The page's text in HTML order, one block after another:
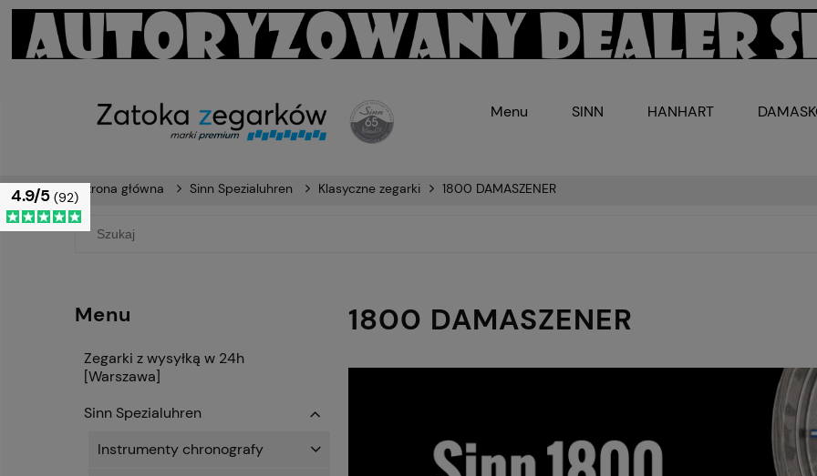
Menu SINN HANHART
Strona główna Sinn Spezialuhren Klasyczne zegarki 1800 DAMASZENER
Menu
Zegarki z wysyłką w 24h
[Warszawa]
Sinn Spezialuhren
Instrumenty chronografy
1800 DAMASZENER
4.9/5 (92)